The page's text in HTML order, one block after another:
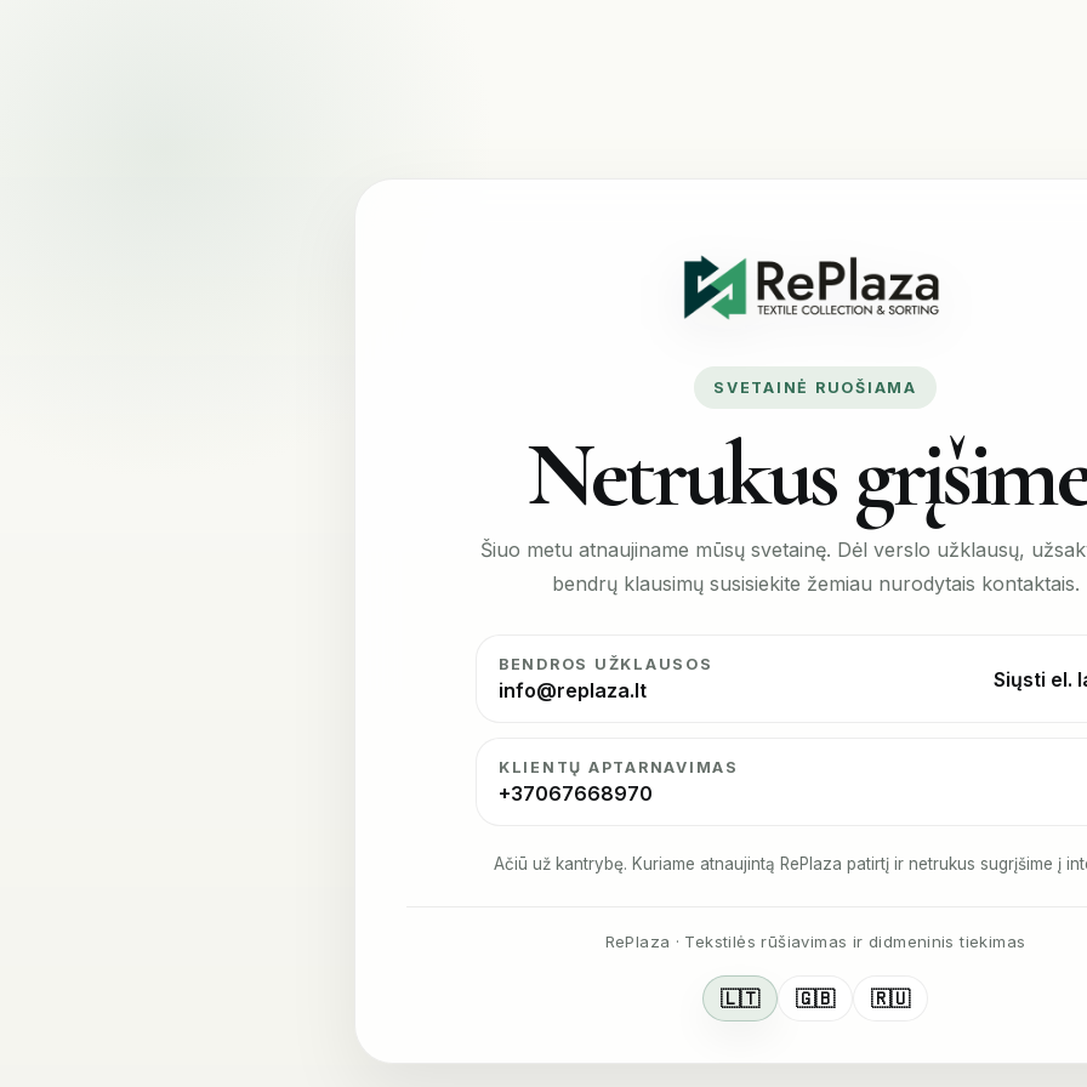
SVETAINĖ RUOŠIAMA
Netrukus
Šiuo metu atnaujiname mūsų svetainę. Dėl verslo užklausų,
bendrų klausimų susisiekite žemiau nurodytais kontaktais.
BENDROS UŽKLAUSOS
info@replaza.lt Siųsti el.
KLIENTŲ APTARNAVIMAS
+37067668970
Ačiū už kantrybę. Kuriame atnaujintą RePlaza patirtį ir netrukus sugrįšime į
RePlaza · Tekstilės rūšiavimas ir didmeninis tiekimas
🇱🇹 🇬🇧 🇷🇺